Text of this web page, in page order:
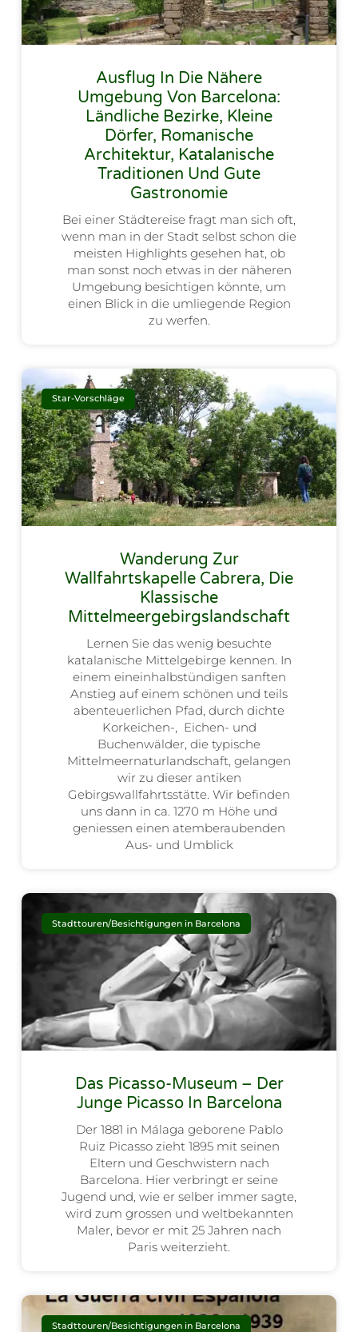
Ausflug In Die Nähere
Umgebung Von Barcelona:
Ländliche Bezirke, Kleine
Dörfer, Romanische
Architektur, Katalanische
Traditionen Und Gute
Gastronomie
Bei einer Städtereise fragt man sich oft,
wenn man in der Stadt selbst schon die
meisten Highlights gesehen hat, ob
man sonst noch etwas in der näheren
Umgebung besichtigen könnte, um
einen Blick in die umliegende Region
zu werfen.
Star-Vorschläge
Wanderung Zur
Wallfahrtskapelle Cabrera, Die
Klassische
Mittelmeergebirgslandschaft
Lernen Sie das wenig besuchte
katalanische Mittelgebirge kennen. In
einem eineinhalbstündigen sanften
Anstieg auf einem schönen und teils
abenteuerlichen Pfad, durch dichte
Korkeichen-, Eichen- und
Buchenwälder, die typische
Mittelmeernaturlandschaft, gelangen
wir zu dieser antiken
Gebirgswallfahrtsstätte. Wir befinden
uns dann in ca. 1270 m Höhe und
geniessen einen atemberaubenden
Aus- und Umblick
Stadttouren/Besichtigungen in Barcelona
Das Picasso-Museum – Der
Junge Picasso In Barcelona
Der 1881 in Málaga geborene Pablo
Ruiz Picasso zieht 1895 mit seinen
Eltern und Geschwistern nach
Barcelona. Hier verbringt er seine
Jugend und, wie er selber immer sagte,
wird zum grossen und weltbekannten
Maler, bevor er mit 25 Jahren nach
Paris weiterzieht.
Stadttouren/Besichtigungen in Barcelona